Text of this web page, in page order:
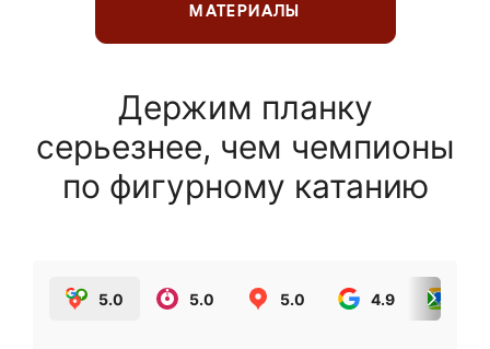
МАТЕРИАЛЫ
Держим планку
серьезнее, чем чемпионы
по фигурному катанию
5.0 5.0 5.0 4.9